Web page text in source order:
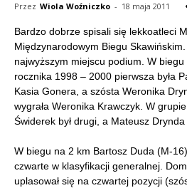
Przez Wiola Woźniczko - 18 maja 2011
Bardzo dobrze spisali się lekkoatleci
Międzynarodowym Biegu
najwyższym miejscu podium. W
rocznika 1998 – 2000 pierwsza była
Kasia Gonera, a szósta Weronika
wygrała Weronika Krawczyk. W
Świderek był drugi, a Mateusz Drynda
W biegu na 2 km Bartosz Duda (M-
czwarte w klasyfikacji generalnej.
uplasował się na czwartej pozycji